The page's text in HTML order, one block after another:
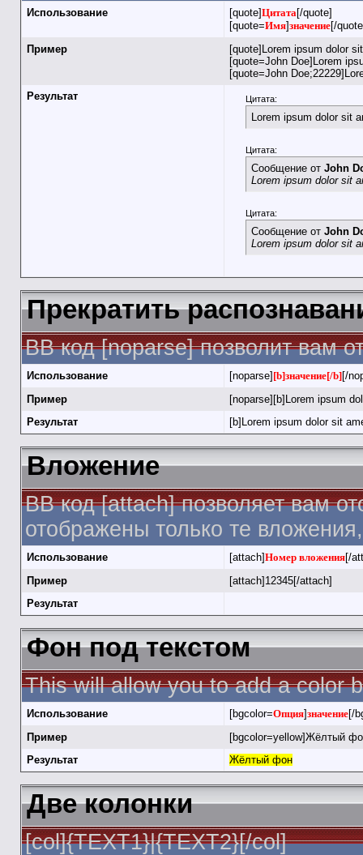
Использование [quote]Цитата[/quote]
[quote=Имя]значение[/
Пример
[quote]Lorem ipsum dolor
[quote=John Doe]Lorem
[quote=John
Результат
Цитата:
Lorem ipsum dolor sit
Цитата:
Сообщение от John
Lorem ipsum dolor sit
Цитата:
Сообщение от John
Lorem ipsum dolor sit
Прекратить
BB код [noparse] позволит вам
Использование [noparse] [b]значение[/b][/
Пример
[noparse][b]Lorem ipsum
Результат
[b]Lorem ipsum dolor sit
Вложение
BB код [attach] позволяет вам
отображены только те
Использование [attach]Номер вложения[/
Пример
[attach]12345[/attach]
Результат
Фон под текстом
This will allow you to add a color
Использование [bgcolor=Опция]значение[/
Пример
[bgcolor=yellow]Жёлтый
Результат
Жёлтый фон
Две колонки
[col]{TEXT1}|{TEXT2}[/col]